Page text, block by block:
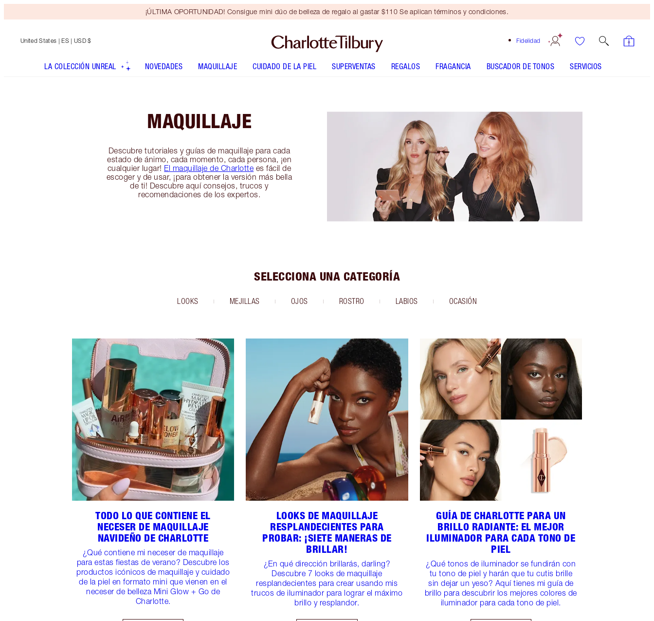
¡ÚLTIMA OPORTUNIDAD! Consigue mini dúo de belleza de regalo al gastar $110 Se aplican términos y condiciones.
Fidelidad
United States | ES | USD $
LA COLECCIÓN UNREAL NOVEDADES MAQUILLAJE CUIDADO DE LA PIEL SUPERVENTAS REGALOS FRAGANCIA BUSCADOR DE TONOS SERVICIOS
MAQUILLAJE
Descubre tutoriales y guías de maquillaje para cada
estado de ánimo, cada momento, cada persona, ¡en
cualquier lugar! El maquillaje de Charlotte es fácil de
escoger y de usar, ¡para obtener la versión más bella
de ti! Descubre aquí consejos, trucos y
recomendaciones de los expertos.
SELECCIONA UNA CATEGORÍA
LOOKS MEJILLAS OJOS ROSTRO LABIOS OCASIÓN
TODO LO QUE CONTIENE EL
NECESER DE MAQUILLAJE
NAVIDEÑO DE CHARLOTTE
¿Qué contiene mi neceser de maquillaje
para estas fiestas de verano? Descubre los
productos icónicos de maquillaje y cuidado
de la piel en formato mini que vienen en el
neceser de belleza Mini Glow + Go de
Charlotte.
LOOKS DE MAQUILLAJE
RESPLANDECIENTES PARA
PROBAR: ¡SIETE MANERAS DE
BRILLAR!
¿En qué dirección brillarás, darling?
Descubre 7 looks de maquillaje
resplandecientes para crear usando mis
trucos de iluminador para lograr el máximo
brillo y resplandor.
GUÍA DE CHARLOTTE PARA UN
BRILLO RADIANTE: EL MEJOR
ILUMINADOR PARA CADA TONO DE
PIEL
¿Qué tonos de iluminador se fundirán con
tu tono de piel y harán que tu cutis brille
sin dejar un yeso? Aquí tienes mi guía de
brillo para descubrir los mejores colores de
iluminador para cada tono de piel.